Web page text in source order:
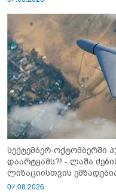
სექტემბერ-ოქტომბერში
დაარტყამს?! - ლაშა
ლიზაციისთვის
გაიწვიონ ომში"
07.08.2026